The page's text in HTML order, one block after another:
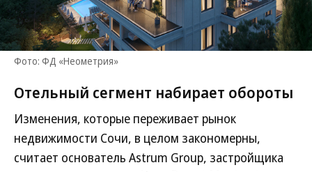
Фото: ФД «Неометрия»
Отельный сегмент набирает обороты
Изменения, которые переживает рынок
недвижимости Сочи, в целом закономерны,
считает основатель Astrum Group, застройщика